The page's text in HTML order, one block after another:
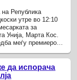
Република
утре во 12:10
за
Унија, Марта Кос.
меѓу премиерот
да испорача